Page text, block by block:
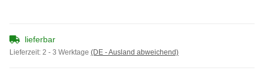
lieferbar
Lieferzeit: 2 - 3 Werktage (DE - Ausland abweichend)